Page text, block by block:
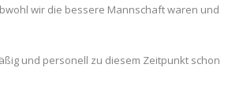
wir die bessere Mannschaft waren und
und personell zu diesem Zeitpunkt schon